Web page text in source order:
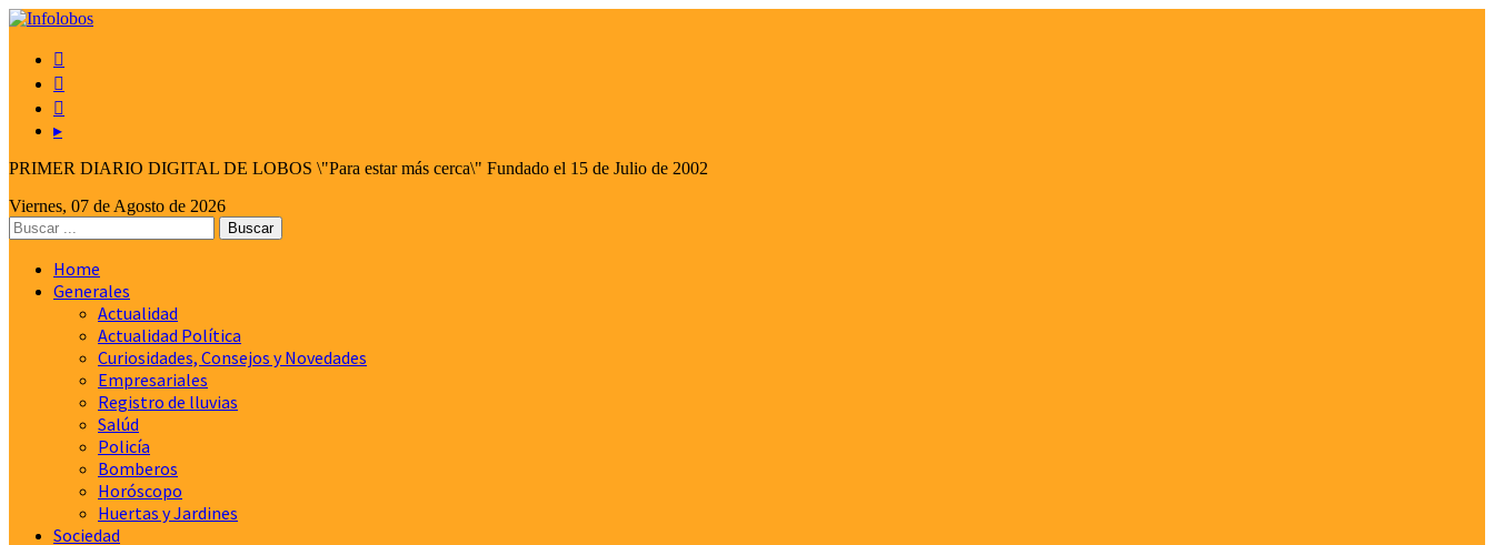



▸
PRIMER DIARIO DIGITAL DE LOBOS \"Para estar más cerca\" Fundado el 15 de Julio de 2002
Viernes, 07 de Agosto de 2026
Home
Generales
Actualidad
Actualidad Política
Curiosidades, Consejos y Novedades
Empresariales
Registro de lluvias
Salúd
Policía
Bomberos
Horóscopo
Huertas y Jardines
Sociedad